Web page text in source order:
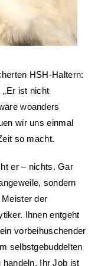
HSH-Haltern:
„Er ist nicht
woanders
wir uns einmal
so macht.
er – nichts. Gar
sondern
der
Ihnen entgeht
vorbeihuschender
selbstgebuddelten
Ihr Job ist